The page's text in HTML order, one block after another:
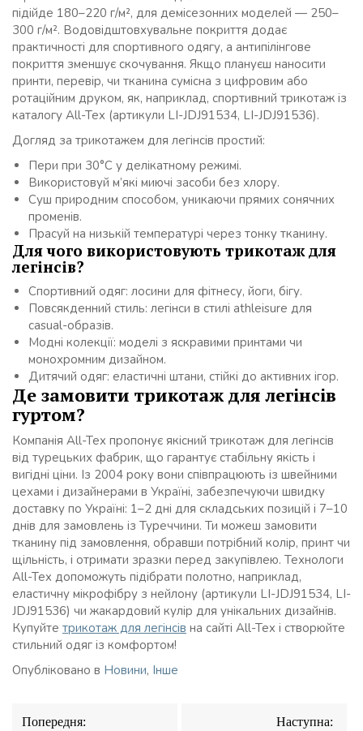
підійде 180–220 г/м², для демісезонних моделей — 250–
300 г/м². Водовідштовхувальне покриття додає
практичності для спортивного одягу, а антипілінгове
покриття зменшує скочування. Якщо плануєш наносити
принти, перевір, чи тканина сумісна з цифровим або
ротаційним друком, як, наприклад, спортивний трикотаж із
каталогу All-Tex (артикули LI-JDJ91534, LI-JDJ91536).
Догляд за трикотажем для легінсів простий:
Пери при 30°C у делікатному режимі.
Використовуй м’які миючі засоби без хлору.
Суш природним способом, уникаючи прямих сонячних
променів.
Прасуй на низькій температурі через тонку тканину.
Для чого використовують трикотаж для
легінсів?
Спортивний одяг: лосини для фітнесу, йоги, бігу.
Повсякденний стиль: легінси в стилі athleisure для
casual-образів.
Модні колекції: моделі з яскравими принтами чи
монохромним дизайном.
Дитячий одяг: еластичні штани, стійкі до активних ігор.
Де замовити трикотаж для легінсів
гуртом?
Компанія All-Tex пропонує якісний трикотаж для легінсів
від турецьких фабрик, що гарантує стабільну якість і
вигідні ціни. Із 2004 року вони співпрацюють із швейними
цехами і дизайнерами в Україні, забезпечуючи швидку
доставку по Україні: 1–2 дні для складських позицій і 7–10
днів для замовлень із Туреччини. Ти можеш замовити
тканину під замовлення, обравши потрібний колір, принт чи
щільність, і отримати зразки перед закупівлею. Технологи
All-Tex допоможуть підібрати полотно, наприклад,
еластичну мікрофібру з нейлону (артикули LI-JDJ91534, LI-
JDJ91536) чи жакардовий кулір для унікальних дизайнів.
Купуйте трикотаж для легінсів на сайті All-Tex і створюйте
стильний одяг із комфортом!
Опубліковано в Новини, Інше
Навігація
Попередня: Наступна: